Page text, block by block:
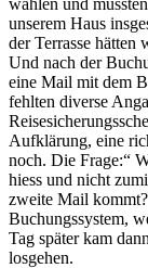
unserem Haus
der Terrasse hätten
Und nach der
eine Mail mit dem
fehlten diverse
Aufklärung, eine
noch. Die Frage:“
hiess und nicht
zweite Mail
Buchungssystem,
Tag später kam
losgehen.